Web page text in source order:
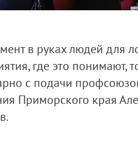
в руках людей для
где это
с подачи
Приморского края